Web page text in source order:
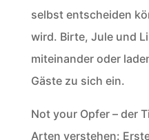
selbst entscheiden
wird. Birte, Jule und
miteinander oder
Gäste zu sich ein.
Not your Opfer – der
Arten verstehen: